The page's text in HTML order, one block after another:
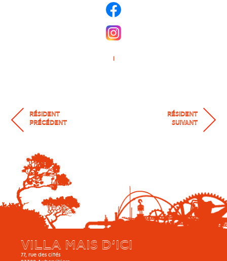
l
RÉSIDENT
PRÉCÉDENT
RÉSIDENT
SUIVANT
VILLA MAIS D’ICI
77, rue des cités